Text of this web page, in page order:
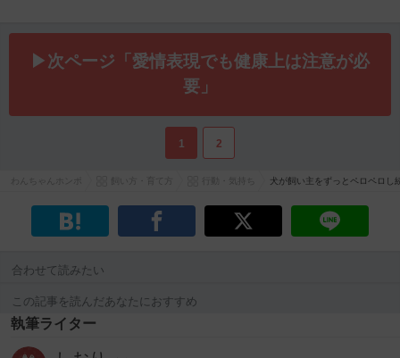
▶次ページ「愛情表現でも健康上は注意が必
要」
1 2
行動・気持ち 犬が飼い主をずっとペロペロし
合わせて読みたい
この記事を読んだあなたにおすすめ
執筆ライター